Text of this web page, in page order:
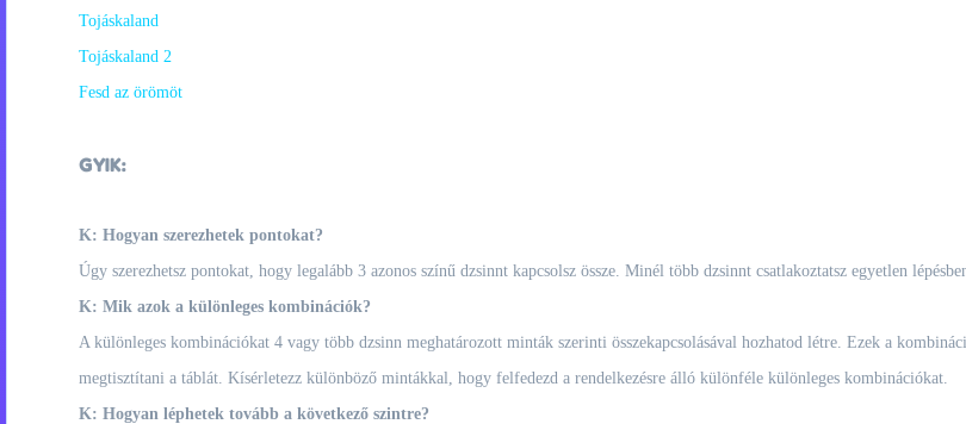
Tojáskaland
Tojáskaland 2
Fesd az örömöt
GYIK:
K: Hogyan szerezhetek pontokat?
Úgy szerezhetsz pontokat, hogy legalább 3 azonos színű dzsinnt kapcsolsz össze. Minél több dzsinnt csatlakoztatsz egyetlen
K: Mik azok a különleges kombinációk?
A különleges kombinációkat 4 vagy több dzsinn meghatározott minták szerinti összekapcsolásával hozhatod létre. Ezek a
megtisztítani a táblát. Kísérletezz különböző mintákkal, hogy felfedezd a rendelkezésre álló különféle különleges kombinációkat.
K: Hogyan léphetek tovább a következő szintre?